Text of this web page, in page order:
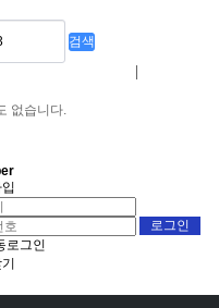
검색
없습니다.
로그인